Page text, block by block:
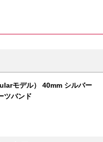
モデル） 40mm シルバー
ツバンド